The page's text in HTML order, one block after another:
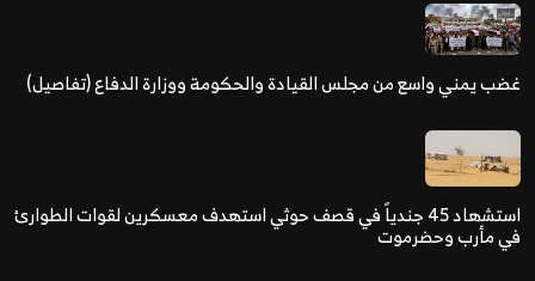
غضب يمني واسع من مجلس القيادة والحكومة ووزارة الدفاع (تفاصيل)
استشهاد 45 جندياً في قصف حوثي استهدف معسكرين لقوات الطوارئ
في مأرب وحضرموت